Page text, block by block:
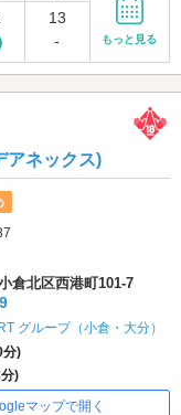
13
-
もっと見る
アネックス)
星のうち3.5
倉北区西港町101-7
グループ（小倉・大分）
分)
)
マップで開く